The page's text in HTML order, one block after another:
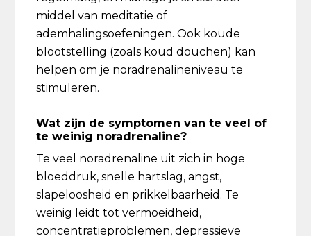
middel van meditatie of
ademhalingsoefeningen. Ook koude
blootstelling (zoals koud douchen) kan
helpen om je noradrenalineniveau te
stimuleren.
Wat zijn de symptomen van te veel of
te weinig noradrenaline?
Te veel noradrenaline uit zich in hoge
bloeddruk, snelle hartslag, angst,
slapeloosheid en prikkelbaarheid. Te
weinig leidt tot vermoeidheid,
concentratieproblemen, depressieve